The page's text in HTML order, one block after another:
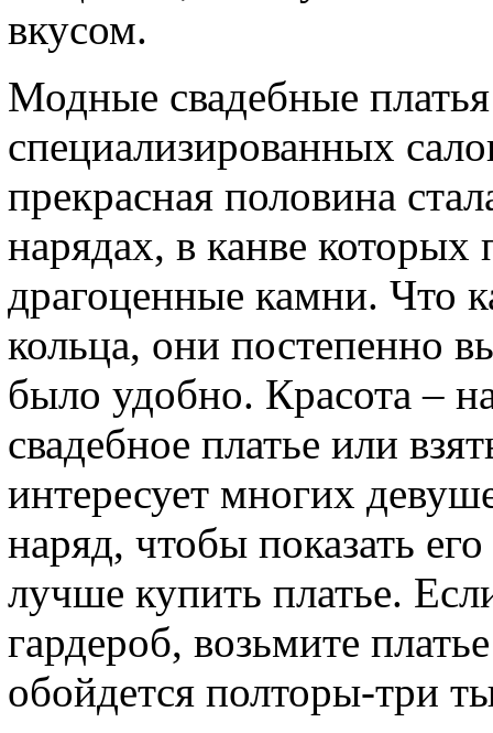
вкусом.
Модные свадебные
специализированных
прекрасная половина
нарядах, в канве
драгоценные камни. Что
кольца, они постепенно
было удобно. Красота –
свадебное платье или
интересует многих
наряд, чтобы показать
лучше купить платье.
гардероб, возьмите
обойдется полторы-три